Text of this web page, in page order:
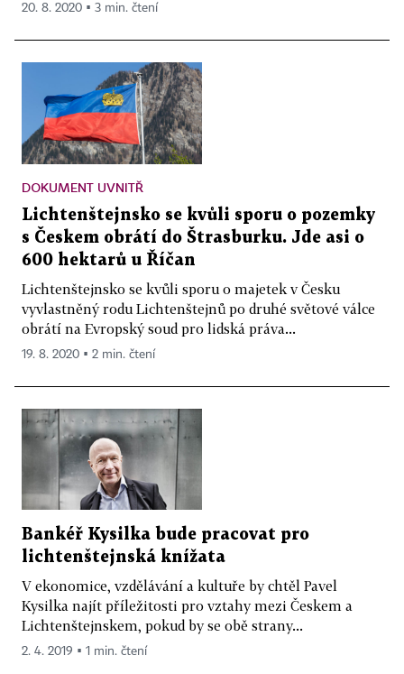
20. 8. 2020 ▪ 3 min. čtení
DOKUMENT UVNITŘ
Lichtenštejnsko se kvůli sporu o pozemky
s Českem obrátí do Štrasburku. Jde asi o
600 hektarů u Říčan
Lichtenštejnsko se kvůli sporu o majetek v Česku
vyvlastněný rodu Lichtenštejnů po druhé světové válce
obrátí na Evropský soud pro lidská práva...
19. 8. 2020 ▪ 2 min. čtení
Bankéř Kysilka bude pracovat pro
lichtenštejnská knížata
V ekonomice, vzdělávání a kultuře by chtěl Pavel
Kysilka najít příležitosti pro vztahy mezi Českem a
Lichtenštejnskem, pokud by se obě strany...
2. 4. 2019 ▪ 1 min. čtení